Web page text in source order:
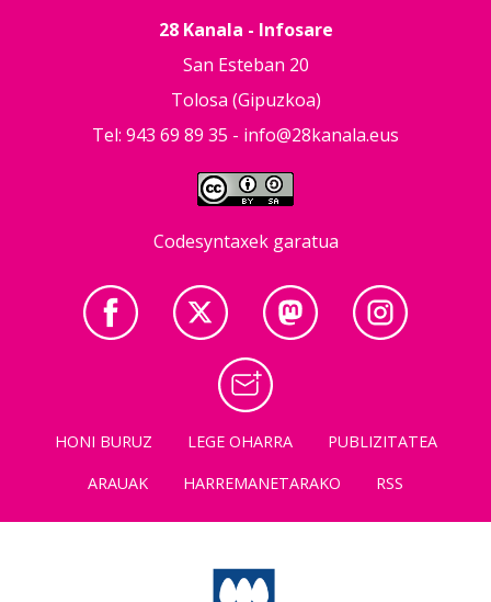
28 Kanala - Infosare
San Esteban 20
Tolosa (Gipuzkoa)
Tel: 943 69 89 35 - info@28kanala.eus
Codesyntaxek garatua
HONI BURUZ LEGE OHARRA
PUBLIZITATEA
ARAUAK
HARREMANETARAKO RSS